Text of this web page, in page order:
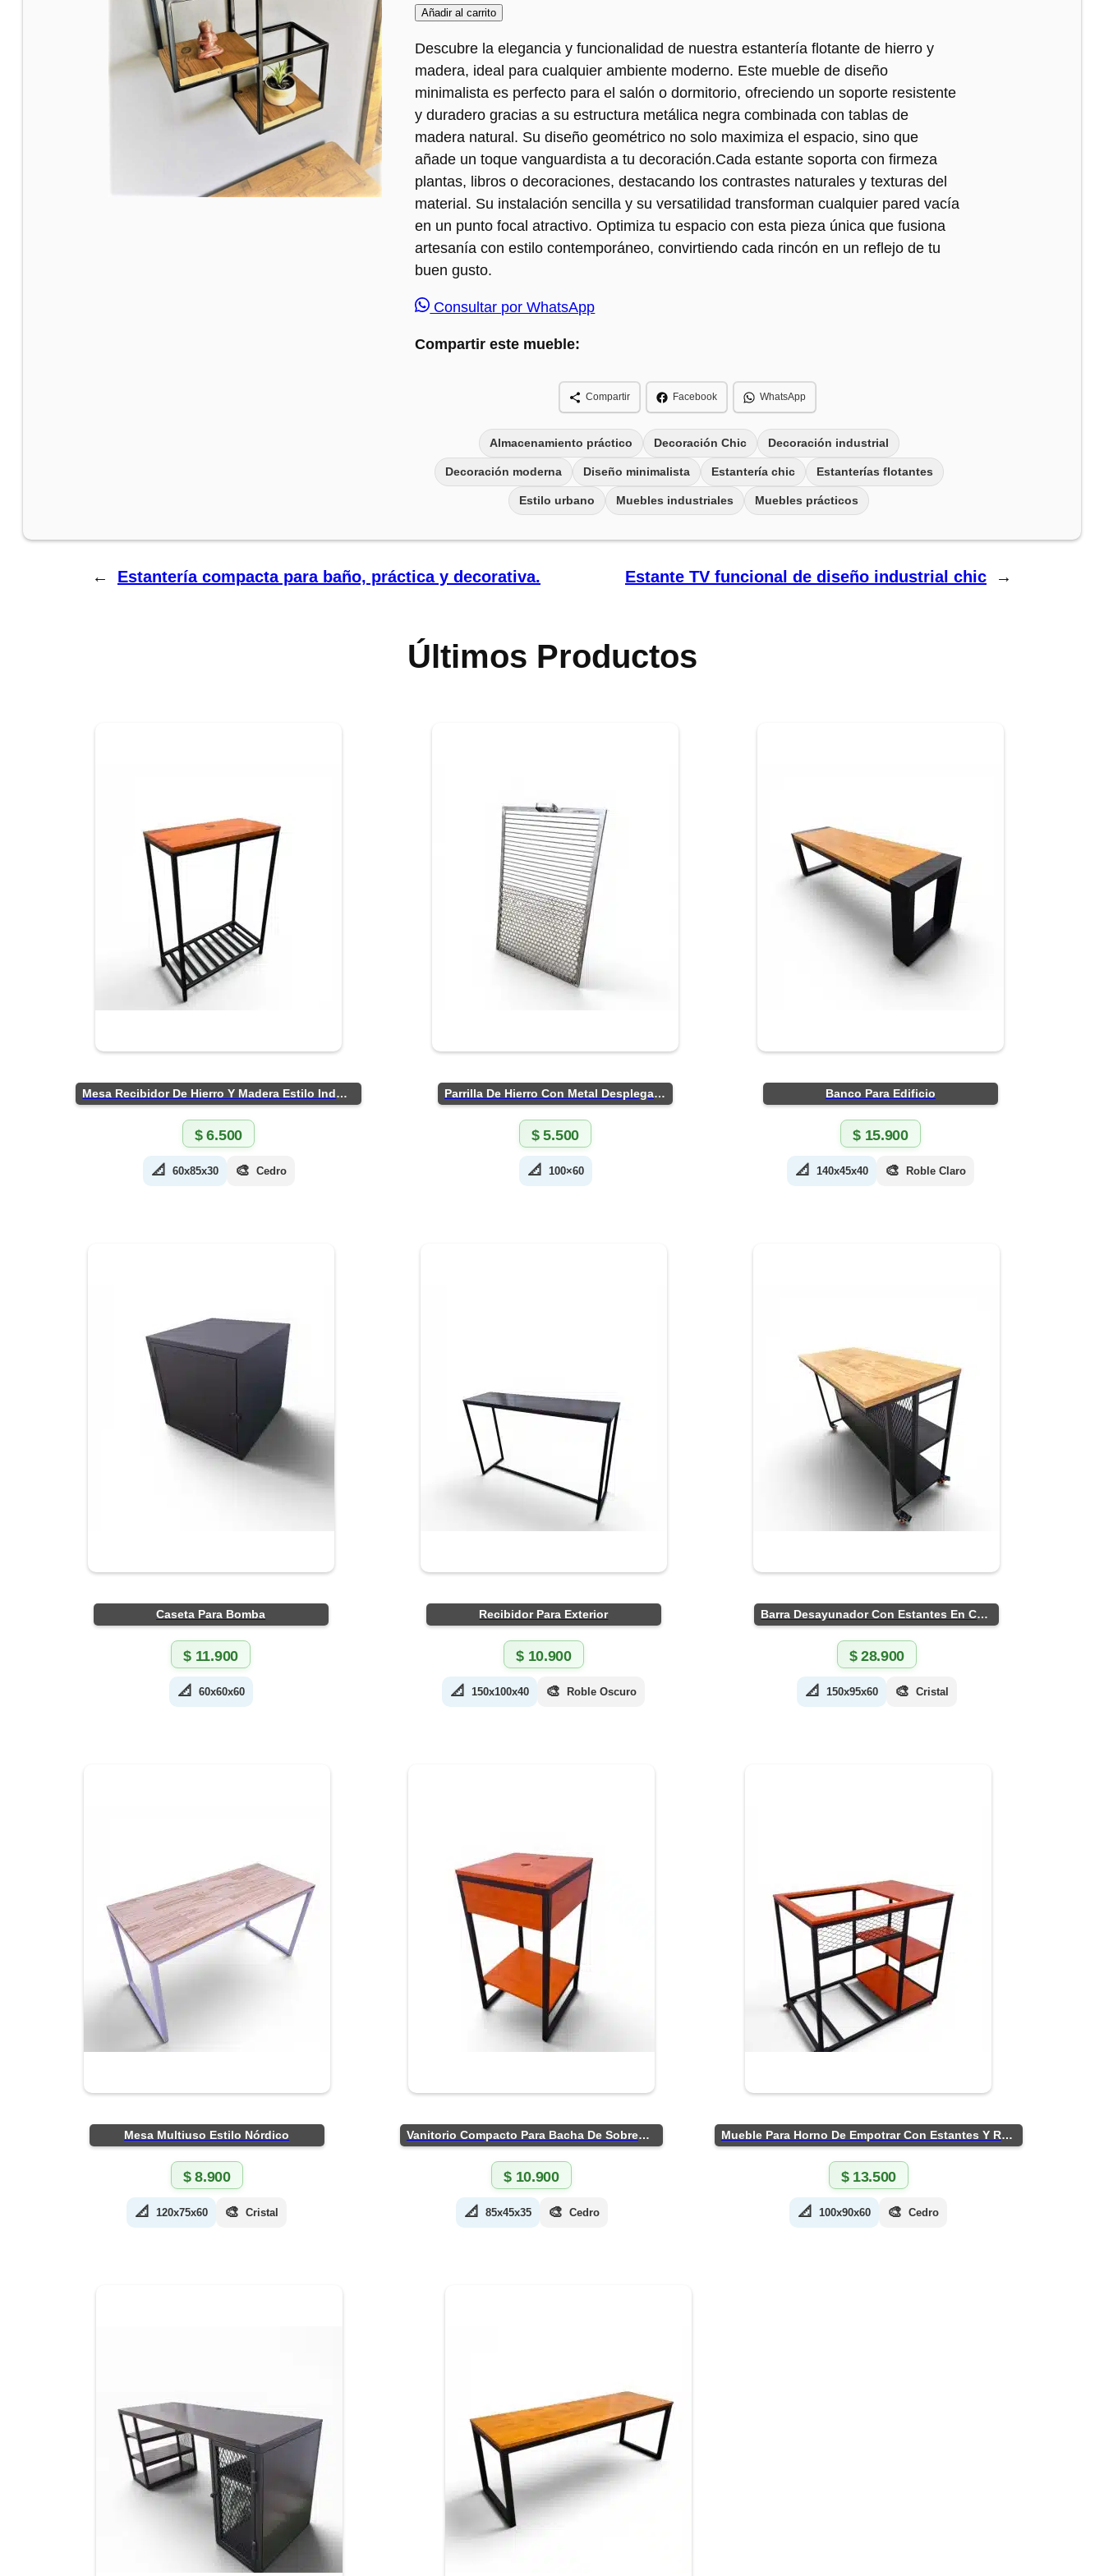
Añadir al carrito
Descubre la elegancia y funcionalidad de nuestra estantería flotante de hierro y
madera, ideal para cualquier ambiente moderno. Este mueble de diseño
minimalista es perfecto para el salón o dormitorio, ofreciendo un soporte resistente
y duradero gracias a su estructura metálica negra combinada con tablas de
madera natural. Su diseño geométrico no solo maximiza el espacio, sino que
añade un toque vanguardista a tu decoración.Cada estante soporta con firmeza
plantas, libros o decoraciones, destacando los contrastes naturales y texturas del
material. Su instalación sencilla y su versatilidad transforman cualquier pared vacía
en un punto focal atractivo. Optimiza tu espacio con esta pieza única que fusiona
artesanía con estilo contemporáneo, convirtiendo cada rincón en un reflejo de tu
buen gusto.
Consultar por WhatsApp
Compartir este mueble:
Compartir Facebook WhatsApp
Almacenamiento práctico Decoración Chic Decoración industrial
Decoración moderna Diseño minimalista Estantería chic Estanterías flotantes
Estilo urbano Muebles industriales Muebles prácticos
← Estantería compacta para baño, práctica y decorativa. Estante TV funcional de diseño industrial chic →
Últimos Productos
Mesa Recibidor De Hierro Y Madera Estilo Industrial
$6.500
📐 60x85x30 🎨 Cedro
Parrilla De Hierro Con Metal Desplegado
$5.500
📐 100×60
Banco Para Edificio
$15.900
📐 140x45x40 🎨 Roble Claro
Caseta Para Bomba
$ 11.900
📐 60x60x60
Recibidor Para Exterior
$10.900
📐 150x100x40 🎨 Roble Oscuro
Barra Desayunador Con Estantes En Chapa
$28.900
📐 150x95x60 🎨 Cristal
Mesa Multiuso Estilo Nórdico
$8.900
📐 120x75x60 🎨 Cristal
Vanitorio Compacto Para Bacha De Sobreponer
$10.900
📐 85x45x35 🎨 Cedro
Mueble Para Horno De Empotrar Con Estantes Y Ruedas
$13.500
📐 100x90x60 🎨 Cedro